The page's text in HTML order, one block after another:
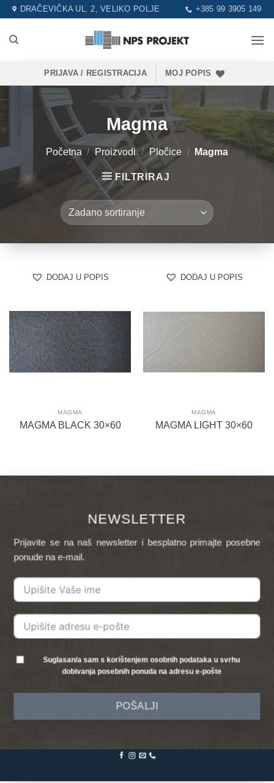
Skip
content
DRAČEVIČKA UL. 2, VELIKO POLJE +385 99 3905 149
PRIJAVA / REGISTRACIJA MOJ POPIS
Magma
Početna / Proizvodi / Pločice / Magma
FILTRIRAJ
DODAJ U POPIS
MAGMA
MAGMA BLACK 30×60
DODAJ U POPIS
MAGMA
MAGMA LIGHT 30×60
NEWSLETTER
Prijavite se na naš newsletter i besplatno primajte posebne
ponude na e-mail.
Suglasan/a sam s korištenjem osobnih podataka u svrhu
dobivanja posebnih ponuda na adresu e-pošte
POŠALJI